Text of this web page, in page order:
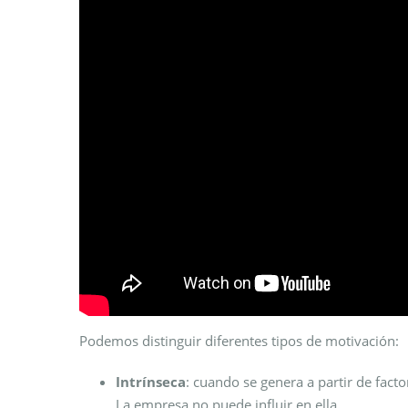
Podemos distinguir diferentes tipos de motivación:
Intrínseca: cuando se genera a partir de
La empresa no puede influir en ella.